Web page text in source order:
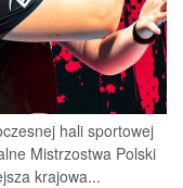
hali sportowej
Mistrzostwa Polski
krajowa...